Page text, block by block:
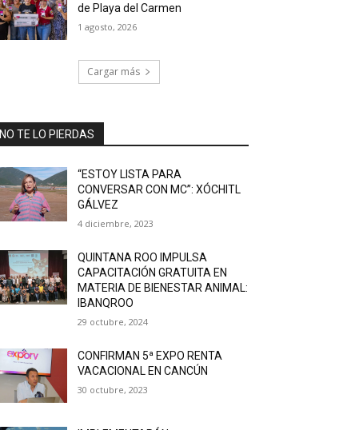
de Playa del Carmen
1 agosto, 2026
Cargar más
NO TE LO PIERDAS
“ESTOY LISTA PARA
CONVERSAR CON MC”: XÓCHITL
GÁLVEZ
4 diciembre, 2023
QUINTANA ROO IMPULSA
CAPACITACIÓN GRATUITA EN
MATERIA DE BIENESTAR ANIMAL:
IBANQROO
29 octubre, 2024
CONFIRMAN 5ª EXPO RENTA
VACACIONAL EN CANCÚN
30 octubre, 2023